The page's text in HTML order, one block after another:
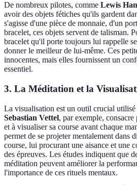
De nombreux pilotes, comme Lewis
avoir des objets fétiches qu'ils gardent
s'agisse d'une pièce de monnaie, d'un
bracelet, ces objets servent de talisman.
bracelet qu'il porte toujours lui rappelle
donner le meilleur de lui-même. Ces
innocentes, mais elles fournissent un
essentiel.
3. La Méditation et la
La visualisation est un outil crucial
Sebastian Vettel, par exemple,
et à visualiser sa course avant chaque
permet de se projeter mentalement dans
course, lui procurant une aisance et une
des épreuves. Les études indiquent que
méditation peuvent améliorer la
l'importance de ces rituels mentaux.